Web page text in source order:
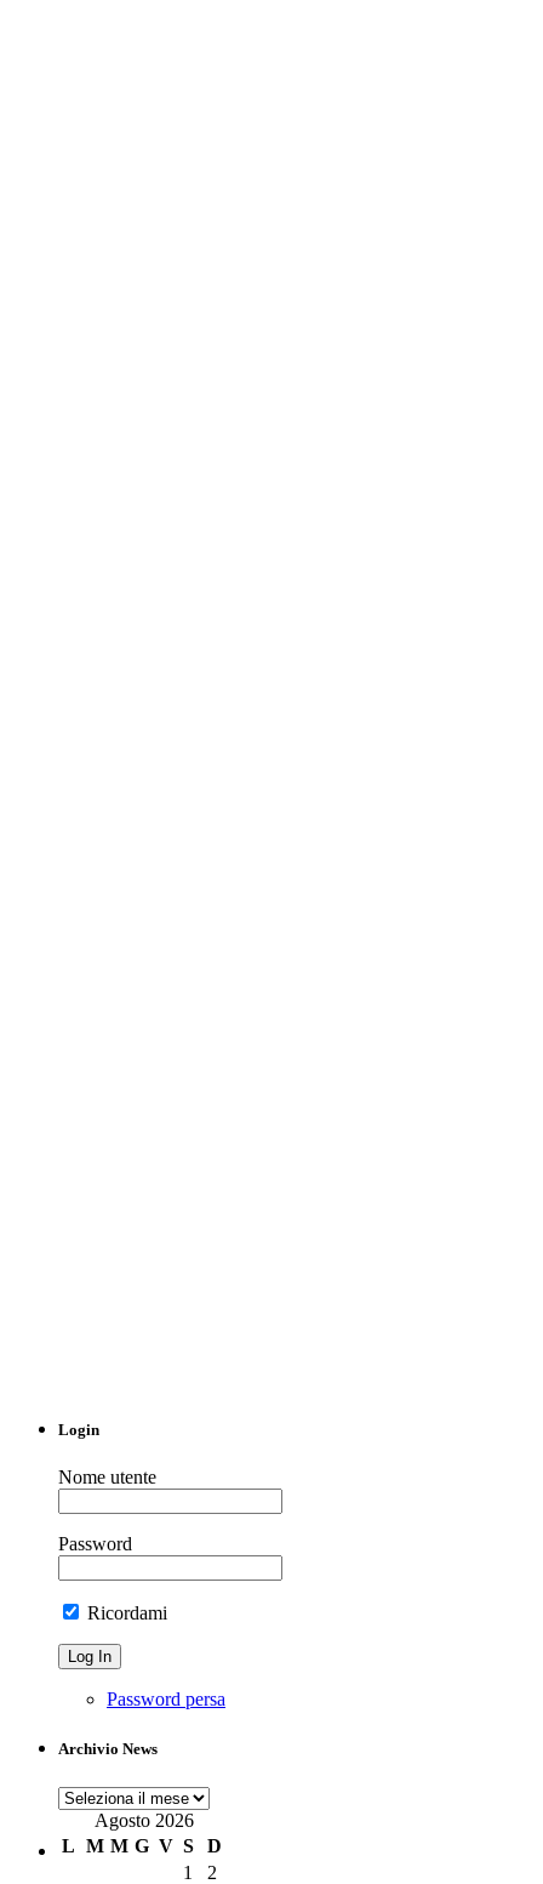
Login
Nome utente
Password
Ricordami
Password persa
Archivio News
Archivio
NewsAgosto 2026
L M M G V S
D
1
2